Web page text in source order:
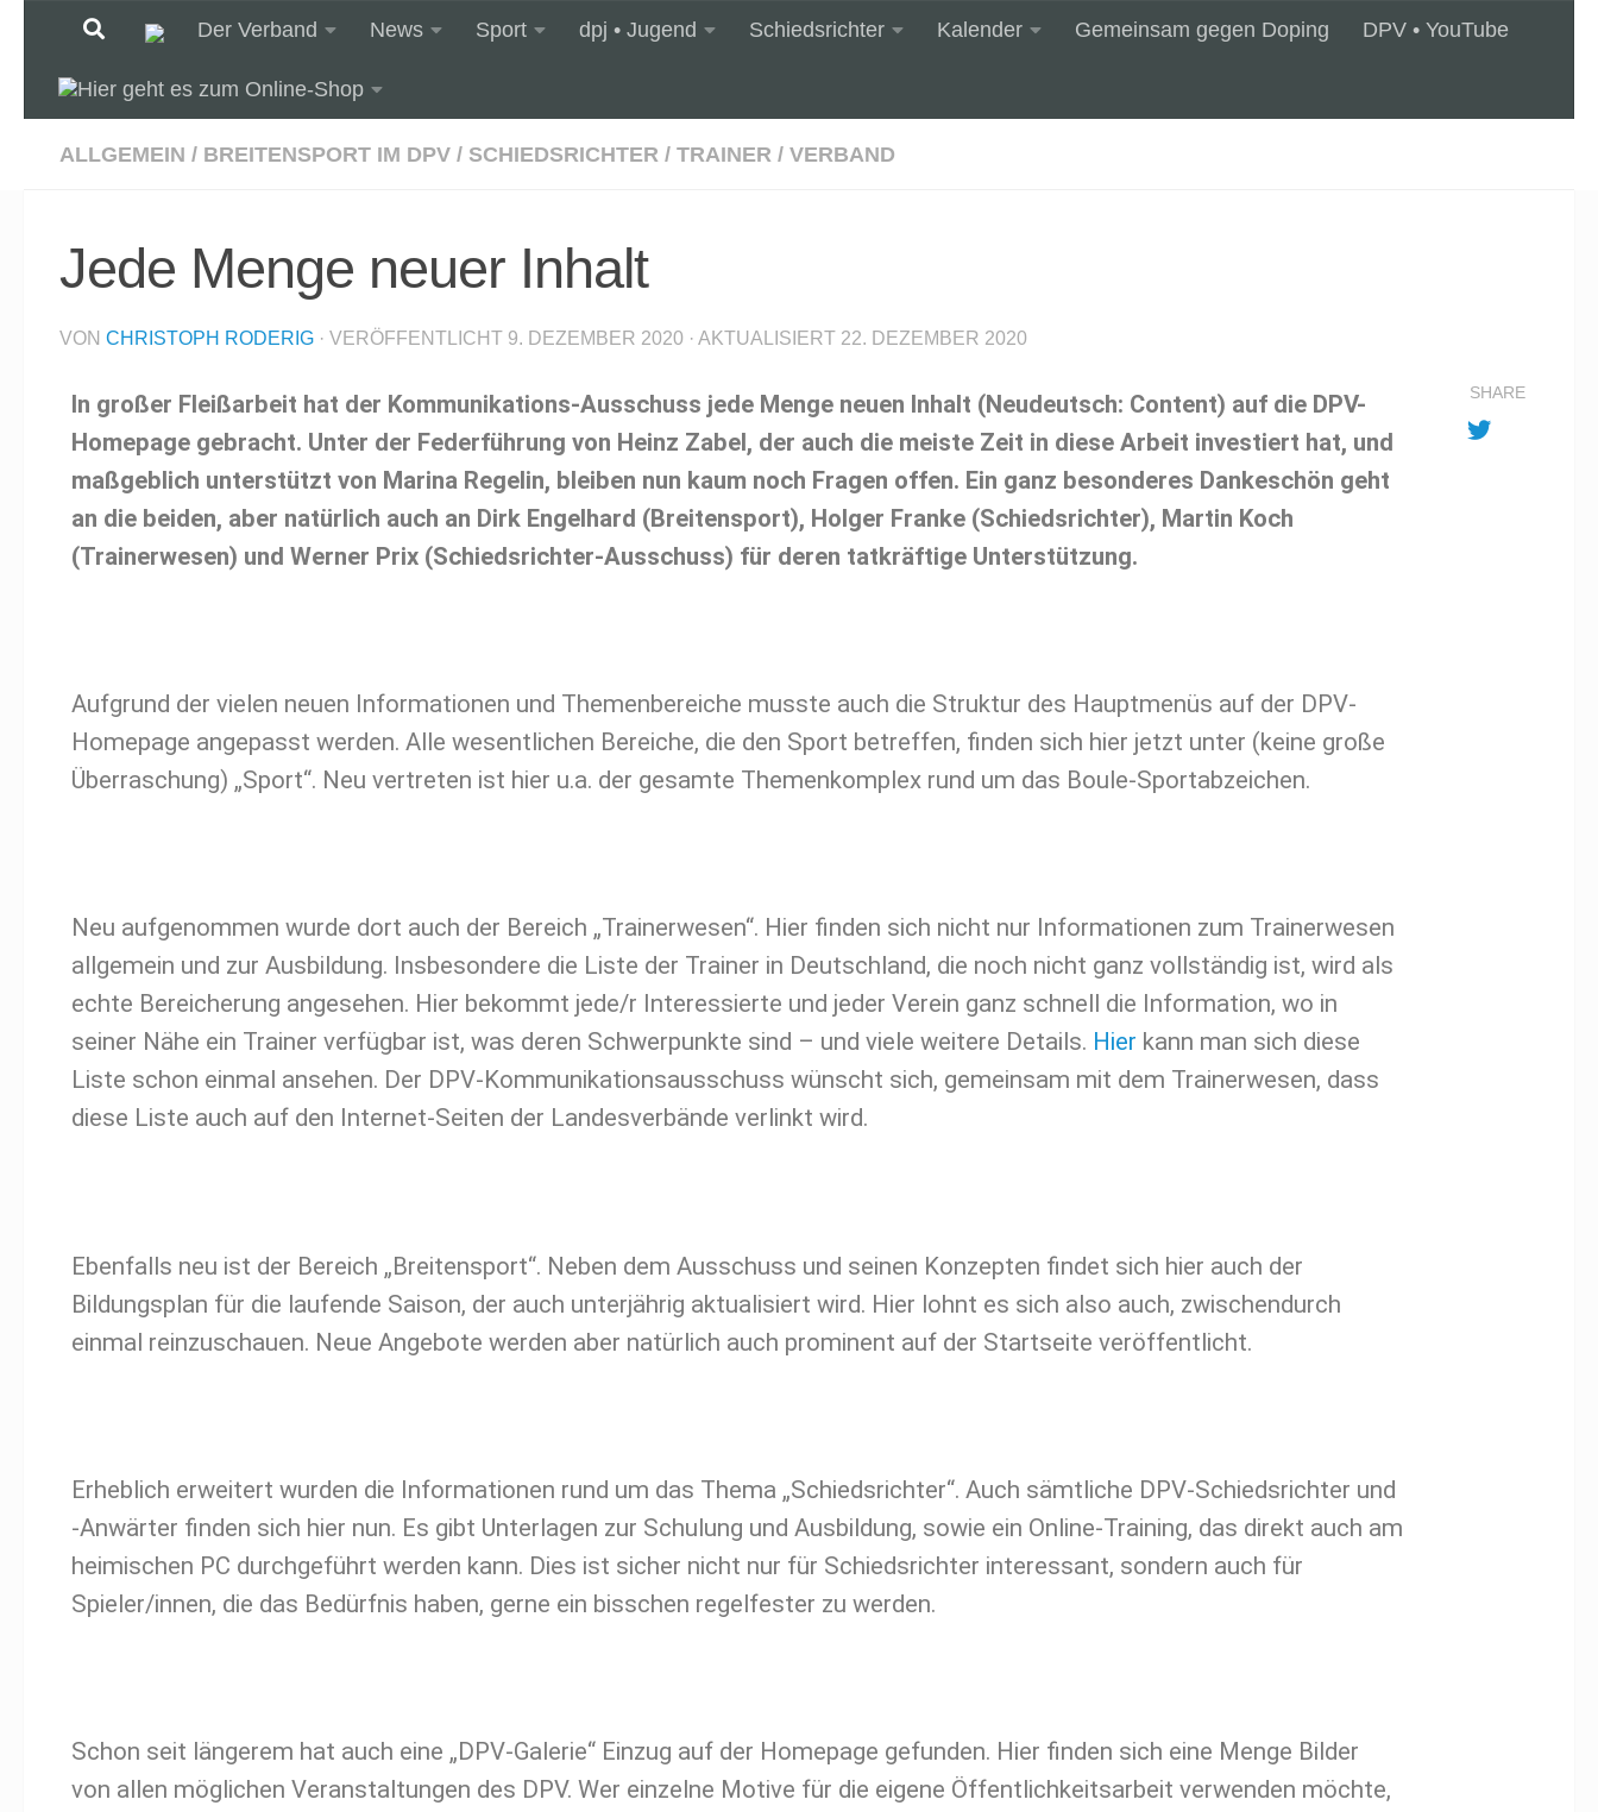
Unter dem InhaltDer Verband News Sport dpj • Jugend Schiedsrichter Kalender Gemeinsam gegen Doping DPV • YouTube
ALLGEMEIN / BREITENSPORT IM DPV / SCHIEDSRICHTER / TRAINER / VERBAND
Jede Menge neuer Inhalt
VON CHRISTOPH RODERIG · VERÖFFENTLICHT 9. DEZEMBER 2020 · AKTUALISIERT 22. DEZEMBER 2020
In großer Fleißarbeit hat der Kommunikations-Ausschuss jede Menge neuen Inhalt (Neudeutsch: Content) auf die DPV-
Homepage gebracht. Unter der Federführung von Heinz Zabel, der auch die meiste Zeit in diese Arbeit investiert hat, und
maßgeblich unterstützt von Marina Regelin, bleiben nun kaum noch Fragen offen. Ein ganz besonderes Dankeschön geht
an die beiden, aber natürlich auch an Dirk Engelhard (Breitensport), Holger Franke (Schiedsrichter), Martin Koch
(Trainerwesen) und Werner Prix (Schiedsrichter-Ausschuss) für deren tatkräftige Unterstützung.
Aufgrund der vielen neuen Informationen und Themenbereiche musste auch die Struktur des Hauptmenüs auf der DPV-
Homepage angepasst werden. Alle wesentlichen Bereiche, die den Sport betreffen, finden sich hier jetzt unter (keine große
Überraschung) „Sport“. Neu vertreten ist hier u.a. der gesamte Themenkomplex rund um das Boule-Sportabzeichen.
Neu aufgenommen wurde dort auch der Bereich „Trainerwesen“. Hier finden sich nicht nur Informationen zum Trainerwesen
allgemein und zur Ausbildung. Insbesondere die Liste der Trainer in Deutschland, die noch nicht ganz vollständig ist, wird als
echte Bereicherung angesehen. Hier bekommt jede/r Interessierte und jeder Verein ganz schnell die Information, wo in
seiner Nähe ein Trainer verfügbar ist, was deren Schwerpunkte sind – und viele weitere Details. Hier kann man sich diese
Liste schon einmal ansehen. Der DPV-Kommunikationsausschuss wünscht sich, gemeinsam mit dem Trainerwesen, dass
diese Liste auch auf den Internet-Seiten der Landesverbände verlinkt wird.
Ebenfalls neu ist der Bereich „Breitensport“. Neben dem Ausschuss und seinen Konzepten findet sich hier auch der
Bildungsplan für die laufende Saison, der auch unterjährig aktualisiert wird. Hier lohnt es sich also auch, zwischendurch
einmal reinzuschauen. Neue Angebote werden aber natürlich auch prominent auf der Startseite veröffentlicht.
Erheblich erweitert wurden die Informationen rund um das Thema „Schiedsrichter“. Auch sämtliche DPV-Schiedsrichter und
-Anwärter finden sich hier nun. Es gibt Unterlagen zur Schulung und Ausbildung, sowie ein Online-Training, das direkt auch am
heimischen PC durchgeführt werden kann. Dies ist sicher nicht nur für Schiedsrichter interessant, sondern auch für
Spieler/innen, die das Bedürfnis haben, gerne ein bisschen regelfester zu werden.
Schon seit längerem hat auch eine „DPV-Galerie“ Einzug auf der Homepage gefunden. Hier finden sich eine Menge Bilder
von allen möglichen Veranstaltungen des DPV. Wer einzelne Motive für die eigene Öffentlichkeitsarbeit verwenden möchte,
SHARE